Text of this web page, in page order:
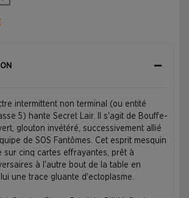
intermittent non terminal (ou entité
5) hante Secret Lair. Il s'agit de Bouffe-
glouton invétéré, successivement allié
de SOS Fantômes. Cet esprit mesquin
sur cinq cartes effrayantes, prêt à
à l'autre bout de la table en
une trace gluante d'ectoplasme.